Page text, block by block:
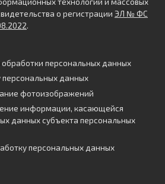
технологий и массовых
о регистрации ЭЛ № ФС
.
персональных данных
персональных данных
фотоизображений
информации, касающейся
данных субъекта персональных
персональных данных